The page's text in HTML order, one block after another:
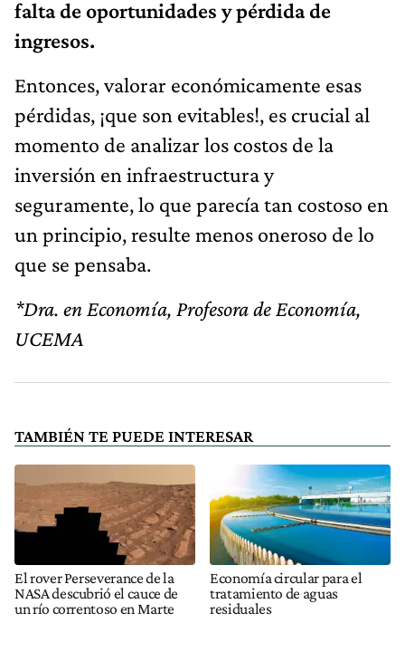
falta de oportunidades y pérdida de
ingresos.
Entonces, valorar económicamente esas
pérdidas, ¡que son evitables!, es crucial al
momento de analizar los costos de la
inversión en infraestructura y
seguramente, lo que parecía tan costoso en
un principio, resulte menos oneroso de lo
que se pensaba.
*Dra. en Economía, Profesora de Economía,
UCEMA
TAMBIÉN TE PUEDE INTERESAR
El rover Perseverance de la
NASA descubrió el cauce de
un río correntoso en Marte
Economía circular para el
tratamiento de aguas
residuales